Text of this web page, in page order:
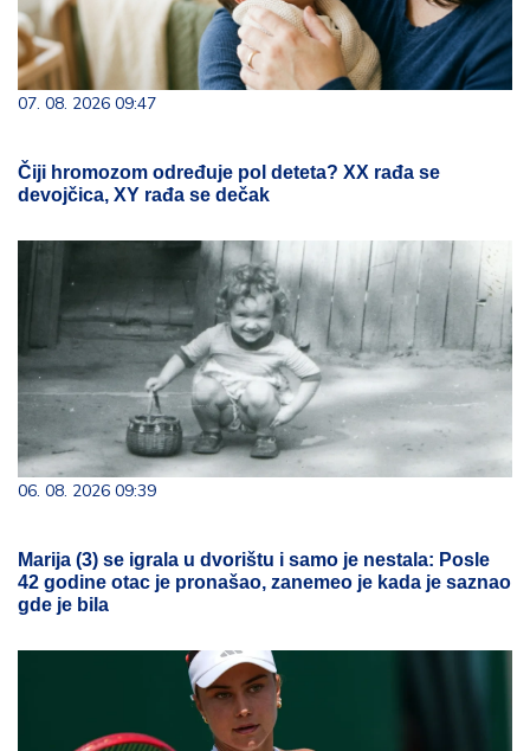
07. 08. 2026 09:47
Čiji hromozom određuje pol deteta? XX rađa se
devojčica, XY rađa se dečak
06. 08. 2026 09:39
Marija (3) se igrala u dvorištu i samo je nestala: Posle
42 godine otac je pronašao, zanemeo je kada je saznao
gde je bila